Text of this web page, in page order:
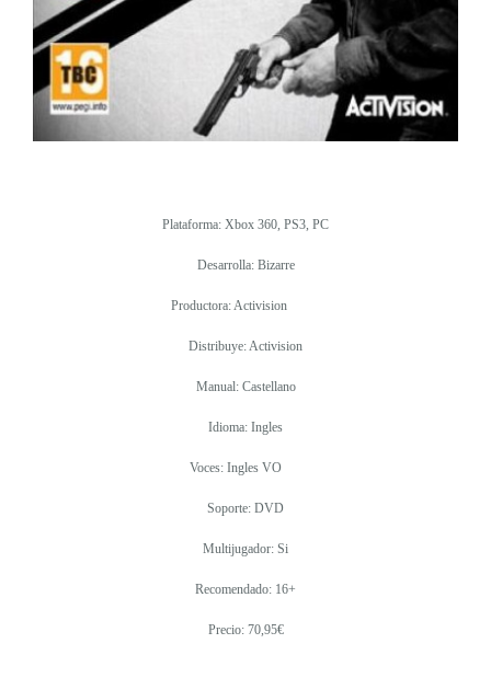
Plataforma: Xbox 360, PS3, PC
Desarrolla: Bizarre
Productora: Activision
Distribuye: Activision
Manual: Castellano
Idioma: Ingles
Voces: Ingles VO
Soporte: DVD
Multijugador: Si
Recomendado: 16+
Precio: 70,95€